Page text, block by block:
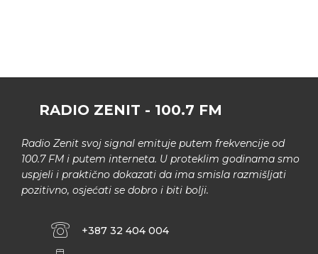
RADIO ZENIT - 100.7 FM
Radio Zenit svoj signal emituje putem frekvencije od
100.7 FM i putem interneta. U proteklim godinama smo
uspjeli i praktično dokazati da ima smisla razmišljati
pozitivno, osjećati se dobro i biti bolji.
+387 32 404 004